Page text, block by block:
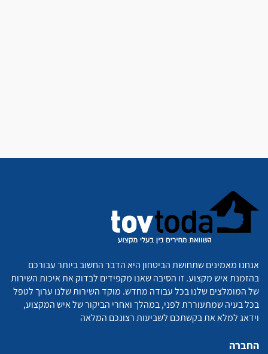
אנחנו מאמינים שתחושת הביטחון היא הדבר החשוב ביותר עבורכם
בהזמנת איש מקצוע. זו הסיבה שאנו מקפידים לבדוק את איכות השירות
של המומלצים שלנו בכל עבודה מחדש. מוקד השירות שלנו ערוך לטפל
בכל בעיה שמתעוררת לפני, במהלך ואחרי הביקור של איש המקצוע,
וידאג למלא את בקשתכם לשביעות רצונכם המלאה
החברה